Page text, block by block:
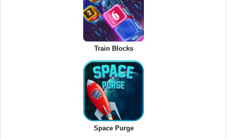
Train Blocks
Space Purge